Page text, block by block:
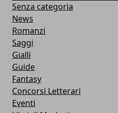
Senza categoria
News
Romanzi
Saggi
Gialli
Guide
Fantasy
Concorsi Letterari
Eventi